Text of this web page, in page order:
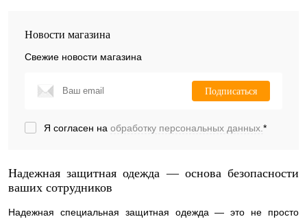
Новости магазина
Свежие новости магазина
Подписаться
Я согласен на обработку персональных данных.*
Надежная защитная одежда — основа безопасности
ваших сотрудников
Надежная специальная защитная одежда — это не просто